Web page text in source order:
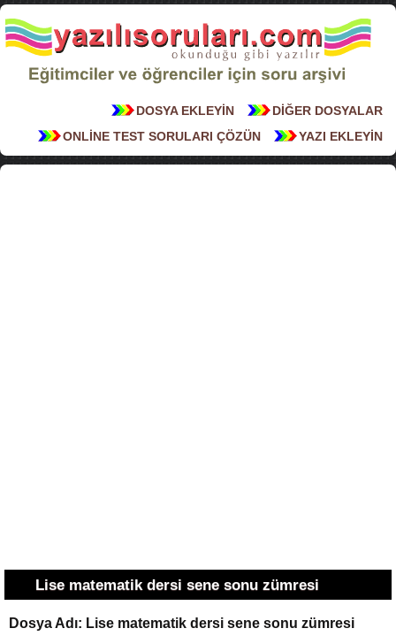
DİĞER DOSYALAR
DOSYA EKLEYİN
YAZI EKLEYİN
ONLİNE TEST SORULARI ÇÖZÜN
Lise matematik dersi sene sonu zümresi
Dosya Adı: Lise matematik dersi sene sonu zümresi